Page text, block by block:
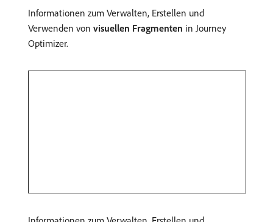
Informationen zum Verwalten, Erstellen und
Verwenden von visuellen Fragmenten in Journey
Optimizer.